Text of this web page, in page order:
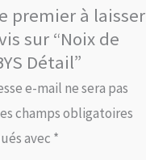
premier à laisser
sur “Noix de
Détail”
e-mail ne sera pas
champs obligatoires
avec *